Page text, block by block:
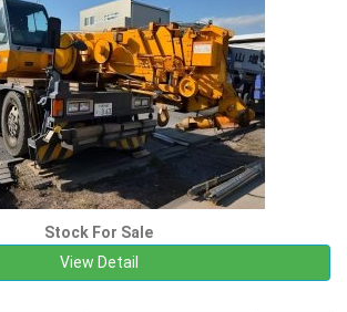
Stock For Sale
View Detail